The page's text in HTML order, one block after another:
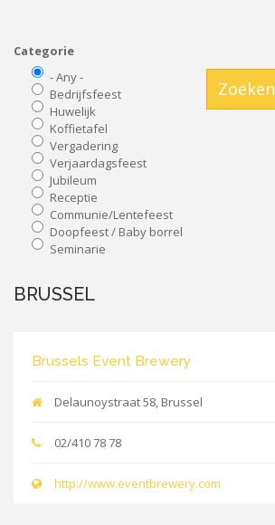
Categorie
- Any -
Bedrijfsfeest
Huwelijk
Koffietafel
Vergadering
Verjaardagsfeest
Jubileum
Receptie
Communie/Lentefeest
Doopfeest / Baby borrel
Seminarie
Zoeken
BRUSSEL
Brussels Event Brewery
Delaunoystraat 58, Brussel
02/410 78 78
http://www.eventbrewery.com